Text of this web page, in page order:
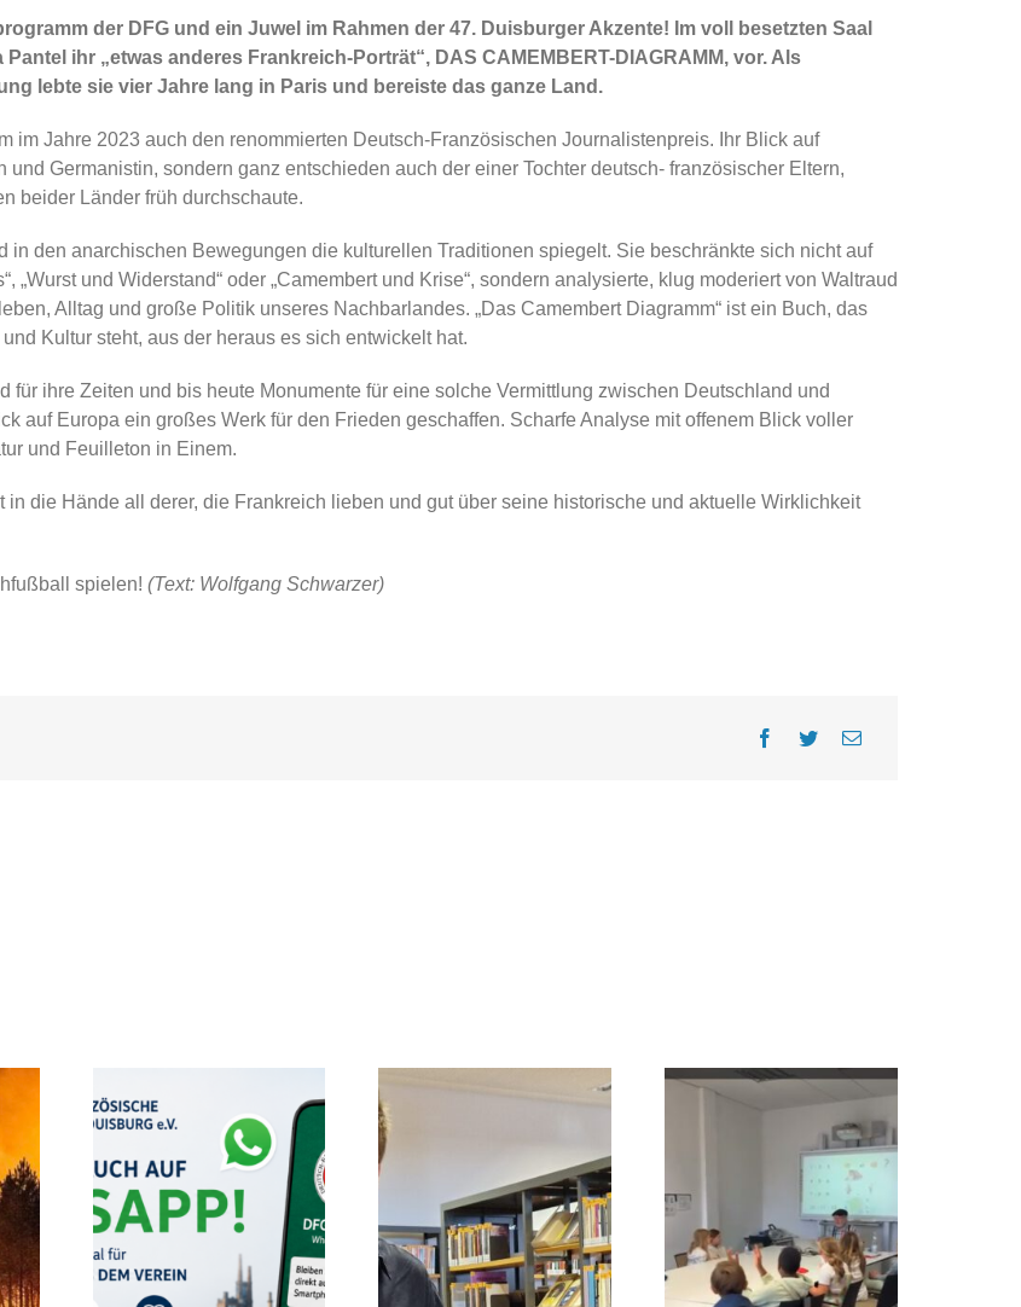
der DFG und ein Juwel im Rahmen der 47. Duisburger Akzente! Im voll besetzten Saal
ihr „etwas anderes Frankreich-Porträt“, DAS CAMEMBERT-DIAGRAMM, vor. Als
lebte sie vier Jahre lang in Paris und bereiste das ganze Land.
im Jahre 2023 auch den renommierten Deutsch-Französischen Journalistenpreis. Ihr Blick auf
Germanistin, sondern ganz entschieden auch der einer Tochter deutsch- französischer Eltern,
beider Länder früh durchschaute.
in den anarchischen Bewegungen die kulturellen Traditionen spiegelt. Sie beschränkte sich nicht auf
„Wurst und Widerstand“ oder „Camembert und Krise“, sondern analysierte, klug moderiert von Waltraud
Alltag und große Politik unseres Nachbarlandes. „Das Camembert Diagramm“ ist ein Buch, das
Kultur steht, aus der heraus es sich entwickelt hat.
für ihre Zeiten und bis heute Monumente für eine solche Vermittlung zwischen Deutschland und
auf Europa ein großes Werk für den Frieden geschaffen. Scharfe Analyse mit offenem Blick voller
und Feuilleton in Einem.
in die Hände all derer, die Frankreich lieben und gut über seine historische und aktuelle Wirklichkeit
spielen! (Text: Wolfgang Schwarzer)